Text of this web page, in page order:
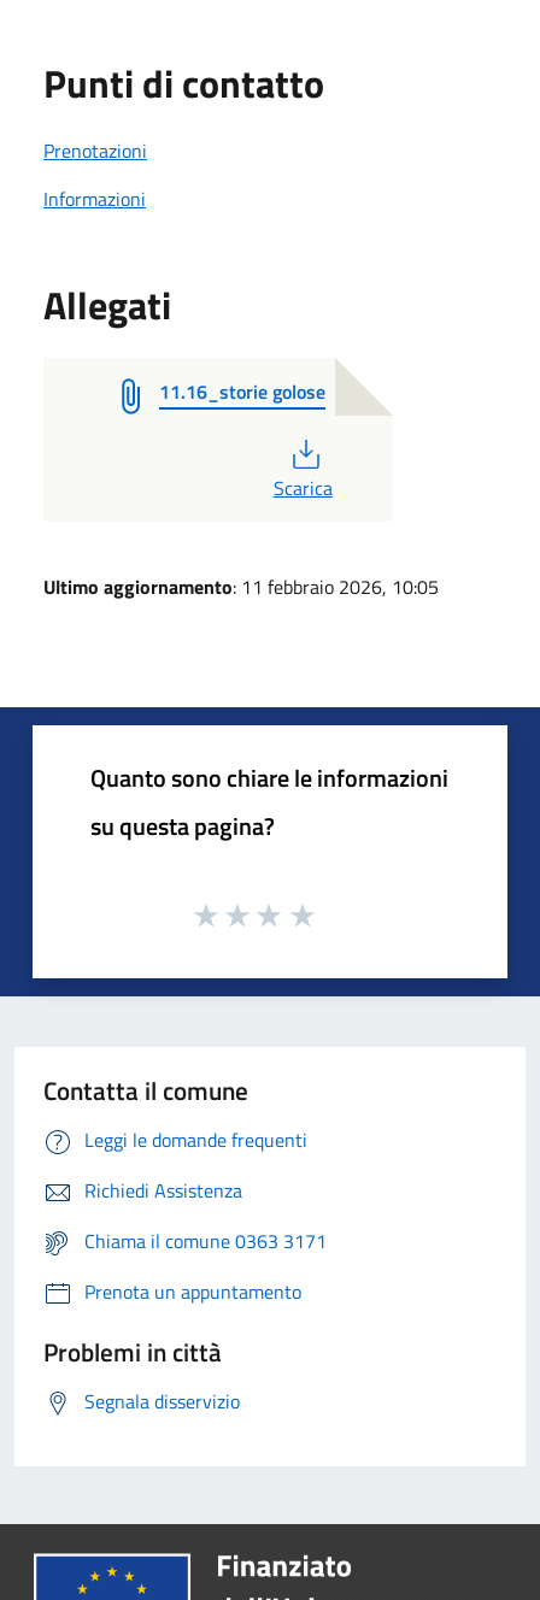
Punti di contatto
Prenotazioni
Informazioni
Allegati
11.16_storie golose
Scarica
Ultimo aggiornamento: 11 febbraio 2026, 10:05
Quanto sono chiare le informazioni
su questa pagina?
Contatta il comune
Leggi le domande frequenti
Richiedi Assistenza
Chiama il comune 0363 3171
Prenota un appuntamento
Problemi in città
Segnala disservizio